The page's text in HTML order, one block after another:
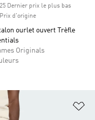
Dernier prix le plus bas
d'origine
ourlet ouvert Trèfle
Originals